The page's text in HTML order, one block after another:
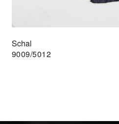
Schal
9009/5012